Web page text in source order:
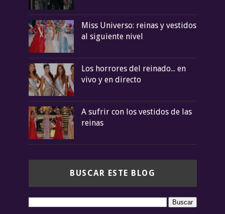
Miss Universo: reinas y vestidos
al siguiente nivel
Los horrores del reinado... en
vivo y en directo
A sufrir con los vestidos de las
reinas
BUSCAR ESTE BLOG